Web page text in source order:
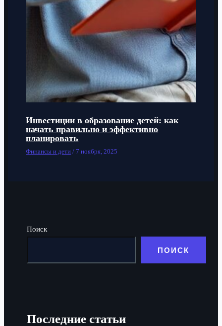
Инвестиции в образование детей: как
начать правильно и эффективно
планировать
Финансы и дети /7 ноября, 2025
Поиск
ПОИСК
Последние статьи